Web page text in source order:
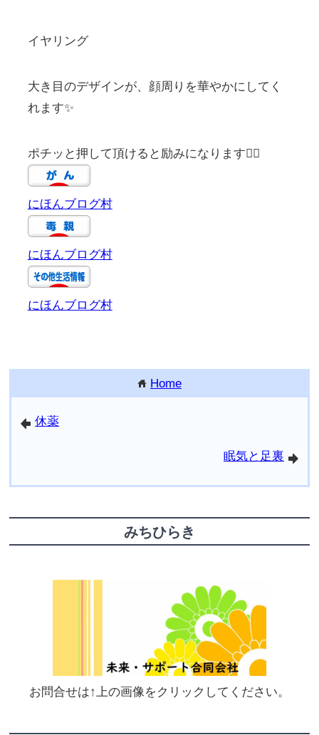
イヤリング
大き目のデザインが、顔周りを華やかにしてく
れます✨
ポチッと押して頂けると励みになります🙇‍♀️
にほんブログ村
にほんブログ村
にほんブログ村
home Home
arrowleft 休薬
arrowright
眠気と足裏
みちひらき
お問合せは↑上の画像をクリックしてください。